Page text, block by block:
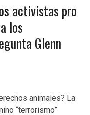
activistas pro
los
Glenn
animales? La
“terrorismo”